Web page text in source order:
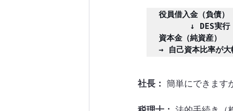
役員借入金（負債
↓ DES実行
資本金（純資産）
→ 自己資本比率が大
社長： 簡単にできます